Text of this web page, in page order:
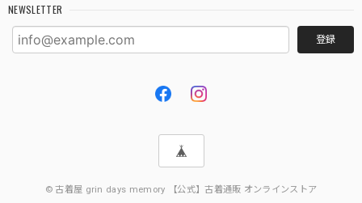
NEWSLETTER
登録
© 古着屋 grin days memory 【公式】古着通販 オンラインストア